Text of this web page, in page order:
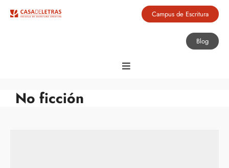
Campus de Escritura
Blog
No ficción